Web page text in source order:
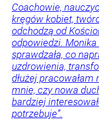
Coachowie,
kręgów kobiet,
odchodzą od
odpowiedzi.
sprawdzała, co
uzdrowienia,
dłużej
mnie, czy nowa
bardziej
potrzebuje”.